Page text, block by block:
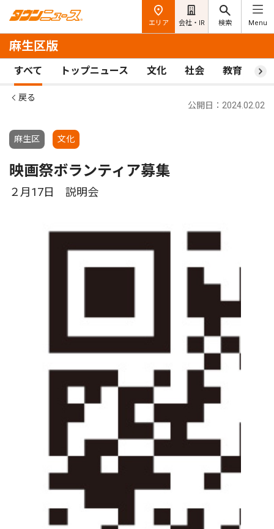
エリア 会社・IR 検索 Menu
麻生区版
すべて トップニュース 文化 社会 教育 ス
戻る
麻生区 文化
公開日：2024.02.02
映画祭ボランティア募集
２月17日 説明会